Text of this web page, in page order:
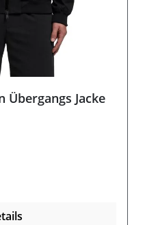
Übergangs Jacke